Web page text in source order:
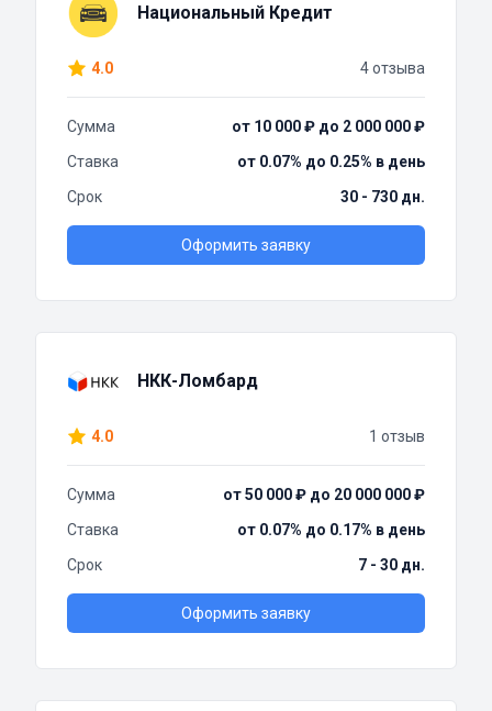
Национальный Кредит
4.0 4 отзыва
Сумма
от 10 000 ₽ до 2 000 000 ₽
Ставка
от 0.07% до 0.25% в день
Срок
30 - 730 дн.
Оформить заявку
НКК-Ломбард
4.0 1 отзыв
Сумма
от 50 000 ₽ до 20 000 000 ₽
Ставка
от 0.07% до 0.17% в день
Срок
7 - 30 дн.
Оформить заявку